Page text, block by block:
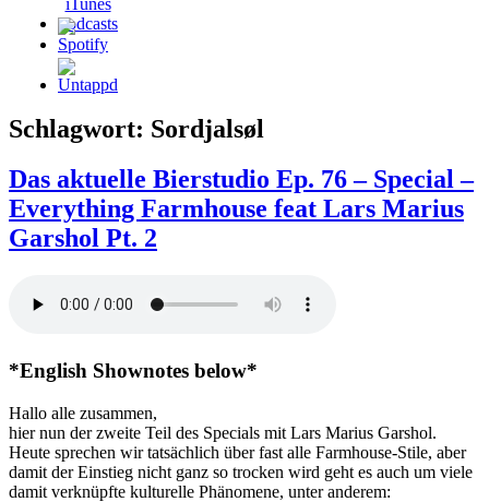
Schlagwort: Sordjalsøl
Das aktuelle Bierstudio Ep. 76 – Special –
Everything Farmhouse feat Lars Marius
Garshol Pt. 2
*English Shownotes below*
Hallo alle zusammen,
hier nun der zweite Teil des Specials mit Lars Marius Garshol.
Heute sprechen wir tatsächlich über fast alle Farmhouse-Stile, aber
damit der Einstieg nicht ganz so trocken wird geht es auch um viele
damit verknüpfte kulturelle Phänomene, unter anderem: